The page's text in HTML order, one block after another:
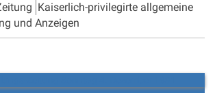
Kaiserlich-privilegirte allgemeine
und Anzeigen